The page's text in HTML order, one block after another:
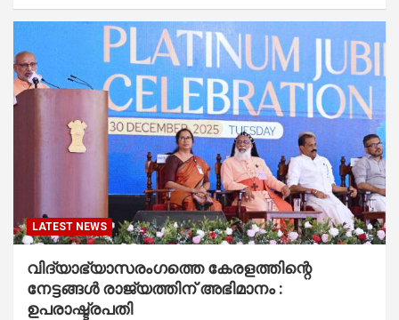
LATEST NEWS
വിദ്യാഭ്യാസരംഗത്തെ കേരളത്തിന്റെ
നേട്ടങ്ങൾ രാജ്യത്തിന് അഭിമാനം :
ഉപരാഷ്ട്രപതി